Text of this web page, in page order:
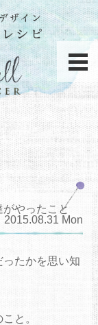
やったこと
2015.08.31 Mon
たかを思い知
と。